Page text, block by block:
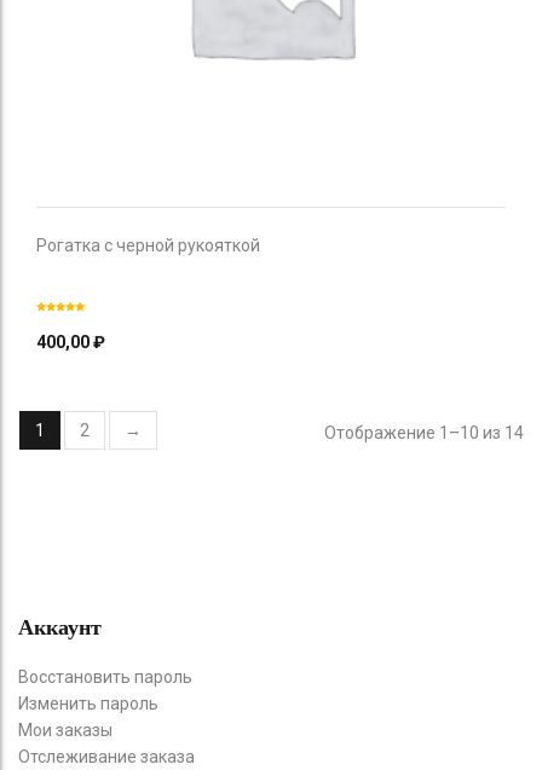
Рогатка с черной рукояткой
400,00₽
1 2 → Отображение 1–10 из 14
Аккаунт
Восстановить пароль
Изменить пароль
Мои заказы
Отслеживание заказа